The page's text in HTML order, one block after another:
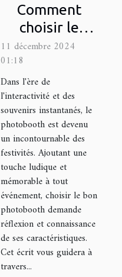
Comment
choisir le
photobooth
idéal pour
votre
prochain
événement
11 décembre 2024
01:18
Dans l'ère de
l'interactivité et des
souvenirs instantanés, le
photobooth est devenu
un incontournable des
festivités. Ajoutant une
touche ludique et
mémorable à tout
événement, choisir le bon
photobooth demande
réflexion et connaissance
de ses caractéristiques.
Cet écrit vous guidera à
travers...